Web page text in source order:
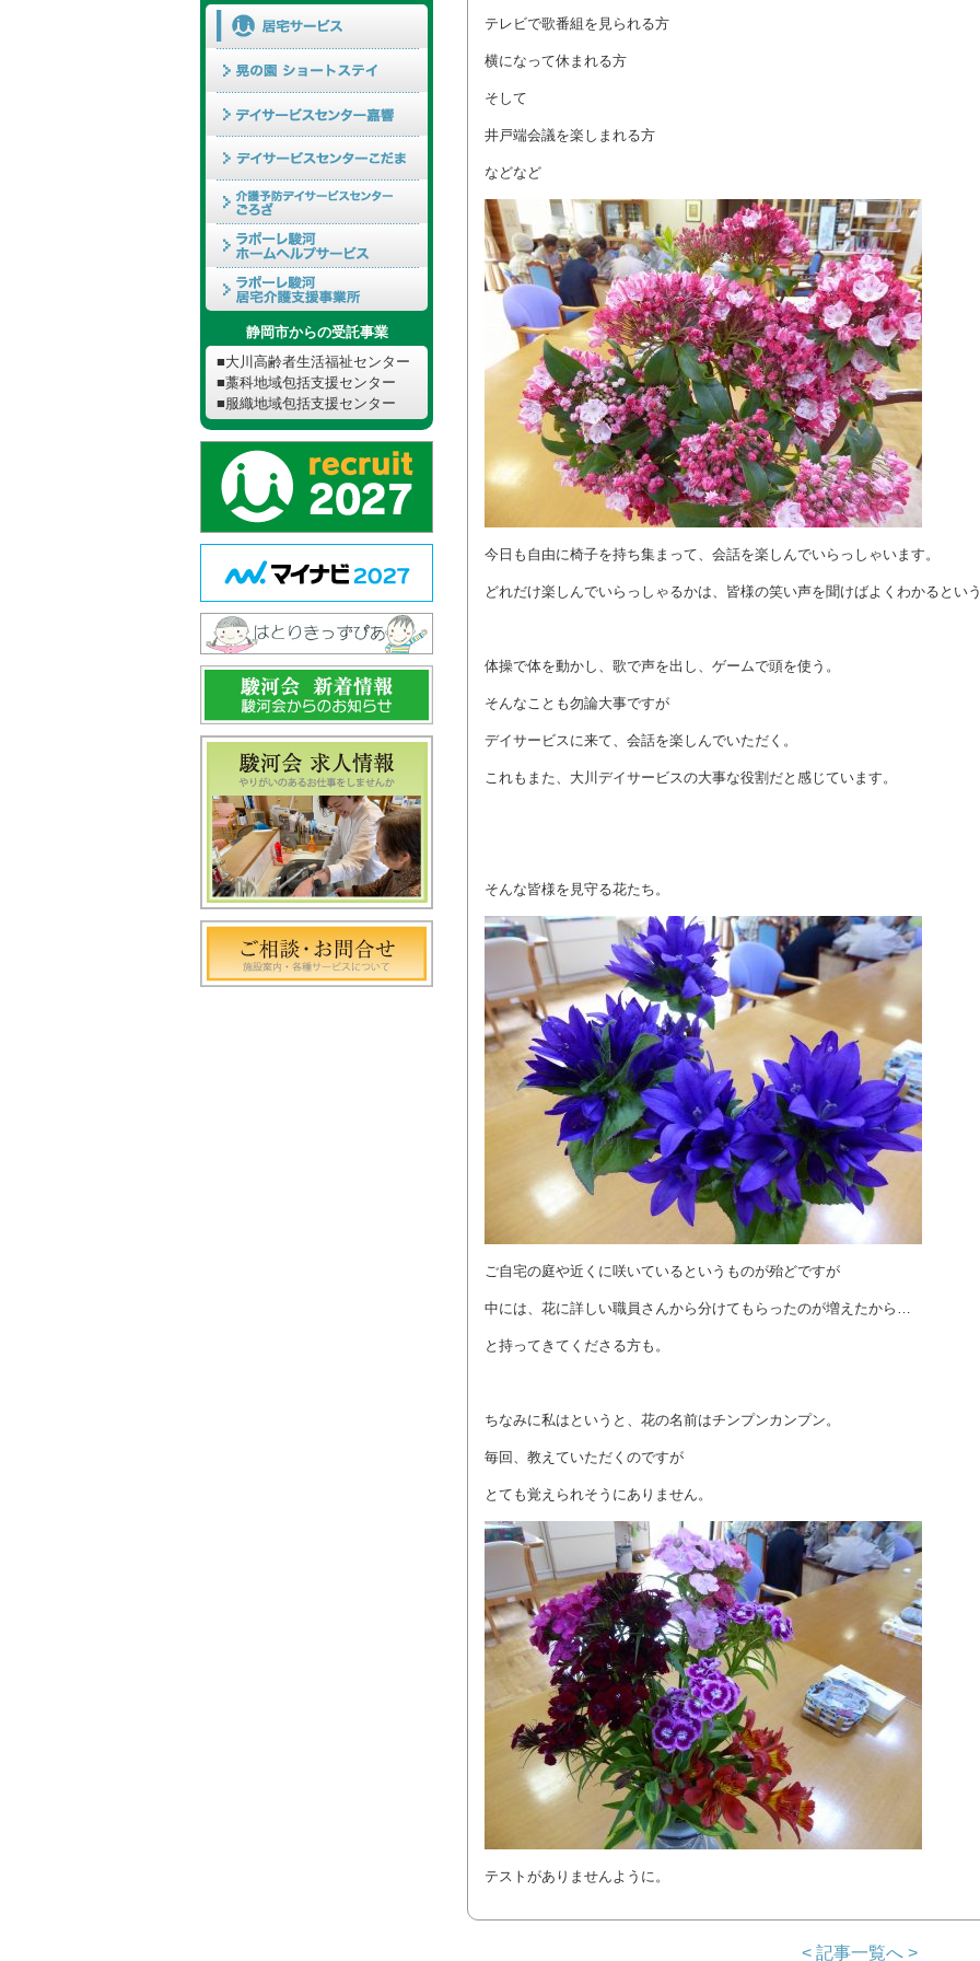
静岡市からの受託事業
■大川高齢者生活福祉センター
■藁科地域包括支援センター
■服織地域包括支援センター
テレビで歌番組を見られる方
横になって休まれる方
そして
井戸端会議を楽しまれる方
などなど
今日も自由に椅子を持ち集まって、会話を楽しんでいらっしゃいます。
どれだけ楽しんでいらっしゃるかは、皆様の笑い声を聞けばよくわかるという
体操で体を動かし、歌で声を出し、ゲームで頭を使う。
そんなことも勿論大事ですが
デイサービスに来て、会話を楽しんでいただく。
これもまた、大川デイサービスの大事な役割だと感じています。
そんな皆様を見守る花たち。
ご自宅の庭や近くに咲いているというものが殆どですが
中には、花に詳しい職員さんから分けてもらったのが増えたから…
と持ってきてくださる方も。
ちなみに私はというと、花の名前はチンプンカンプン。
毎回、教えていただくのですが
とても覚えられそうにありません。
テストがありませんように。
< 記事一覧へ >